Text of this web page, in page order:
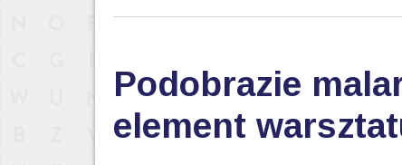
Podobrazie
element